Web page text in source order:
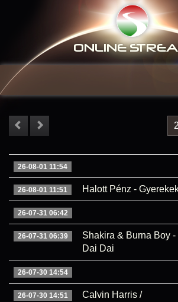
ONLINE S
26-08-01 11:54
26-08-01 11:51 Halott Pénz -
26-07-31 06:42
26-07-31 06:39
Shakira & Burna Boy -
Dai Dai
26-07-30 14:54
26-07-30 14:51
Calvin Harris /